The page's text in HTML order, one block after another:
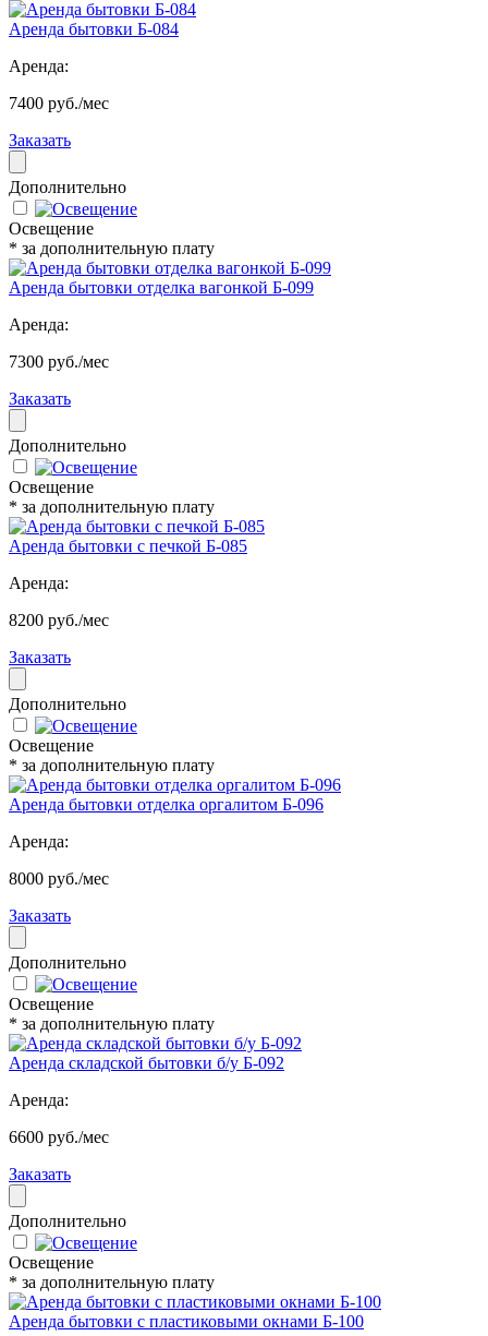
Аренда бытовки Б-084
Аренда:
7400 руб./мес
Заказать
Дополнительно
Освещение
* за дополнительную плату
Аренда бытовки отделка вагонкой Б-099
Аренда:
7300 руб./мес
Заказать
Дополнительно
Освещение
* за дополнительную плату
Аренда бытовки с печкой Б-085
Аренда:
8200 руб./мес
Заказать
Дополнительно
Освещение
* за дополнительную плату
Аренда бытовки отделка оргалитом Б-096
Аренда:
8000 руб./мес
Заказать
Дополнительно
Освещение
* за дополнительную плату
Аренда складской бытовки б/у Б-092
Аренда:
6600 руб./мес
Заказать
Дополнительно
Освещение
* за дополнительную плату
Аренда бытовки с пластиковыми окнами Б-100